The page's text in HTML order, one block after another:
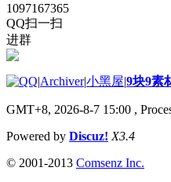
1097167365
QQ扫一扫
进群
|Archiver|小黑屋|9块9素
GMT+8, 2026-8-7 15:00 ,
Powered by Discuz! X3.4
© 2001-2013 Comsenz Inc.